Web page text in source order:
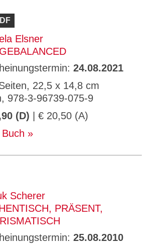
Elsner
24.08.2021
22,5 x 14,8 cm
978-3-96739-075-9
(D) | € 20,50 (A)
Scherer
PRÄSENT,
25.08.2010